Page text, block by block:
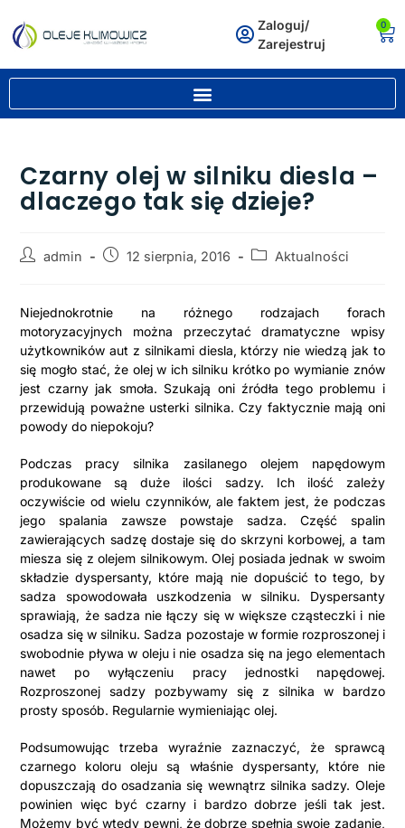
Zaloguj/
Zarejestruj
0
Czarny olej w silniku diesla –
dlaczego tak się dzieje?
admin 12 sierpnia, 2016 Aktualności
Niejednokrotnie na różnego rodzajach forach
motoryzacyjnych można przeczytać dramatyczne wpisy
użytkowników aut z silnikami diesla, którzy nie wiedzą jak to
się mogło stać, że olej w ich silniku krótko po wymianie znów
jest czarny jak smoła. Szukają oni źródła tego problemu i
przewidują poważne usterki silnika. Czy faktycznie mają oni
powody do niepokoju?
Podczas pracy silnika zasilanego olejem napędowym
produkowane są duże ilości sadzy. Ich ilość zależy
oczywiście od wielu czynników, ale faktem jest, że podczas
jego spalania zawsze powstaje sadza. Część spalin
zawierających sadzę dostaje się do skrzyni korbowej, a tam
miesza się z olejem silnikowym. Olej posiada jednak w swoim
składzie dyspersanty, które mają nie dopuścić to tego, by
sadza spowodowała uszkodzenia w silniku. Dyspersanty
sprawiają, że sadza nie łączy się w większe cząsteczki i nie
osadza się w silniku. Sadza pozostaje w formie rozproszonej i
swobodnie pływa w oleju i nie osadza się na jego elementach
nawet po wyłączeniu pracy jednostki napędowej.
Rozproszonej sadzy pozbywamy się z silnika w bardzo
prosty sposób. Regularnie wymieniając olej.
Podsumowując trzeba wyraźnie zaznaczyć, że sprawcą
czarnego koloru oleju są właśnie dyspersanty, które nie
dopuszczają do osadzania się wewnątrz silnika sadzy. Oleje
powinien więc być czarny i bardzo dobrze jeśli tak jest.
Możemy być wtedy pewni, że dobrze spełnia swoje zadanie,